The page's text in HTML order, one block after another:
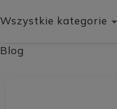
Wszystkie kategorie
Blog